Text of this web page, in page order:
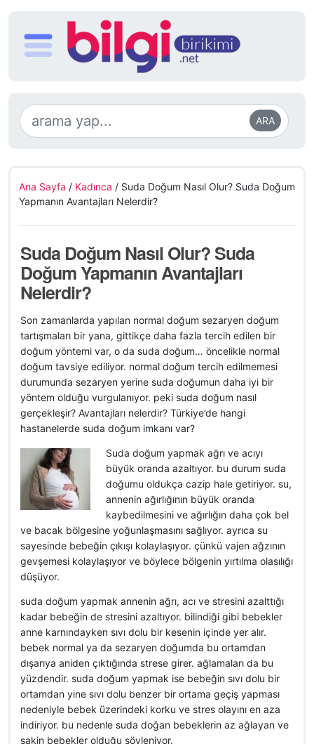
ARA
Ana Sayfa / Kadınca / Suda Doğum Nasıl Olur? Suda Doğum
Yapmanın Avantajları Nelerdir?
Suda Doğum Nasıl Olur? Suda
Doğum Yapmanın Avantajları
Nelerdir?
Son zamanlarda yapılan normal doğum sezaryen doğum
tartışmaları bir yana, gittikçe daha fazla tercih edilen bir
doğum yöntemi var, o da suda doğum… öncelikle normal
doğum tavsiye ediliyor. normal doğum tercih edilmemesi
durumunda sezaryen yerine suda doğumun daha iyi bir
yöntem olduğu vurgulanıyor. peki suda doğum nasıl
gerçekleşir? Avantajları nelerdir? Türkiye’de hangi
hastanelerde suda doğum imkanı var?
Suda doğum yapmak ağrı ve acıyı
büyük oranda azaltıyor. bu durum suda
doğumu oldukça cazip hale getiriyor. su,
annenin ağırlığının büyük oranda
kaybedilmesini ve ağırlığın daha çok bel
ve bacak bölgesine yoğunlaşmasını sağlıyor. ayrıca su
sayesinde bebeğin çıkışı kolaylaşıyor. çünkü vajen ağzının
gevşemesi kolaylaşıyor ve böylece bölgenin yırtılma olasılığı
düşüyor.
suda doğum yapmak annenin ağrı, acı ve stresini azalttığı
kadar bebeğin de stresini azaltıyor. bilindiği gibi bebekler
anne karnındayken sıvı dolu bir kesenin içinde yer alır.
bebek normal ya da sezaryen doğumda bu ortamdan
dışarıya aniden çıktığında strese girer. ağlamaları da bu
yüzdendir. suda doğum yapmak ise bebeğin sıvı dolu bir
ortamdan yine sıvı dolu benzer bir ortama geçiş yapması
nedeniyle bebek üzerindeki korku ve stres olayını en aza
indiriyor. bu nedenle suda doğan bebeklerin az ağlayan ve
sakin bebekler olduğu söyleniyor.